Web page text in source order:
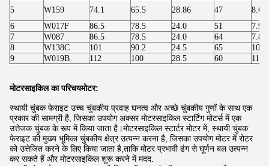
5 W159 74.1 65.5 28.86 47
8.60
6
W017F 86.5 78.5 24.0 51
7.90
7
W087 86.5 78.5 24.0 64
7.80
8
W138C 101 90.2 24.5 65
10.8
9
W019B 112 100 28.5 60
मोटरसाइकिल का परिचयमोटर:
स्थायी चुंबक फेराइट उच्च चुंबकीय प्रवाह घनत्व और अच्छे चुंबकीय गुणों के साथ एक
प्रकार की सामग्री है, जिसका उपयोग अक्सर मोटरसाइकिल स्टार्टिंग मोटर्स में एक
उत्तेजक चुंबक के रूप में किया जाता है।मोटरसाइकिल स्टार्टर मोटर में, स्थायी चुंबक
फेराइट की मुख्य भूमिका चुंबकीय क्षेत्र उत्पन्न करना है, जिसका उपयोग मोटर में रोटर
को उत्तेजित करने के लिए किया जाता है,ताकि मोटर प्रभावी ढंग से घूर्णन बल उत्पन्न
कर सकते हैं और मोटरसाइकिल शुरू करने में मदद.